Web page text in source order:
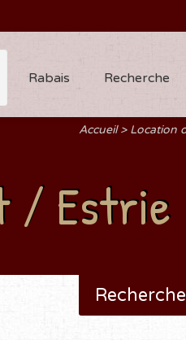
Rabais Recherche
Accueil Location
/ Estrie